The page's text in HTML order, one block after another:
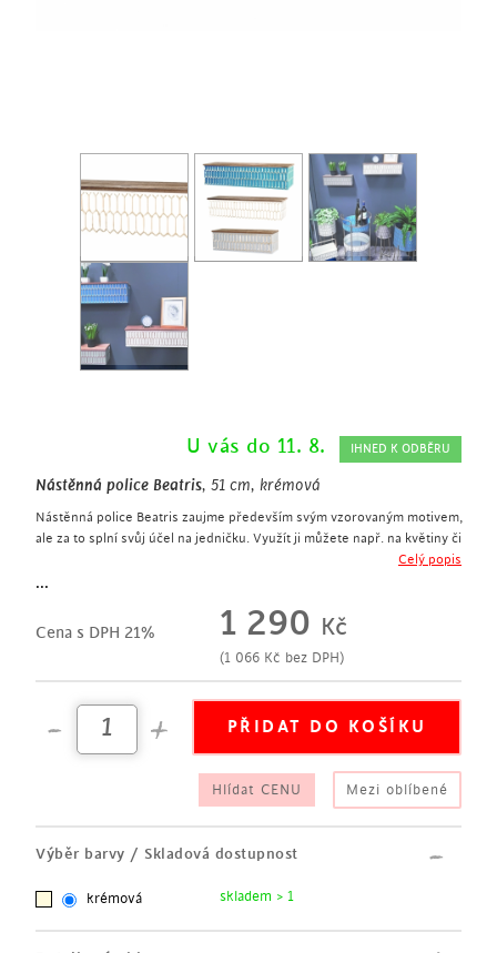
U vás do 11. 8. IHNED K ODBĚRU
Nástěnná police Beatris, 51 cm, krémová
Nástěnná police Beatris zaujme především svým vzorovaným motivem,
ale za to splní svůj účel na jedničku. Využít ji můžete např. na květiny či
jako výstavní polici pro své sběratelské kousky. Své uplatnění si jistě
vyrobena z kovu a masivního dřeva v krémové a přírodní barvě
hodí se do různých interiérů
...
Celý popis
Cena s DPH 21% 1 290 Kč
(1 066 Kč bez DPH)
Hlídat CENU Mezi oblíbené
Výběr barvy / Skladová dostupnost
krémová skladem > 1